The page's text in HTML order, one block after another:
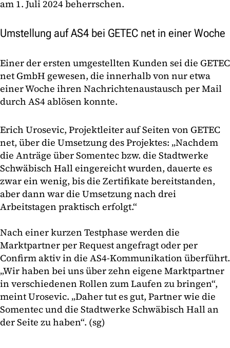
am 1. Juli 2024 beherrschen.
Umstellung auf AS4 bei GETEC net in einer Woche
Einer der ersten umgestellten Kunden sei die GETEC
net GmbH gewesen, die innerhalb von nur etwa
einer Woche ihren Nachrichtenaustausch per Mail
durch AS4 ablösen konnte.
Erich Urosevic, Projektleiter auf Seiten von GETEC
net, über die Umsetzung des Projektes: „Nachdem
die Anträge über Somentec bzw. die Stadtwerke
Schwäbisch Hall eingereicht wurden, dauerte es
zwar ein wenig, bis die Zertifikate bereitstanden,
aber dann war die Umsetzung nach drei
Arbeitstagen praktisch erfolgt.“
Nach einer kurzen Testphase werden die
Marktpartner per Request angefragt oder per
Confirm aktiv in die AS4-Kommunikation überführt.
„Wir haben bei uns über zehn eigene Marktpartner
in verschiedenen Rollen zum Laufen zu bringen“,
meint Urosevic. „Daher tut es gut, Partner wie die
Somentec und die Stadtwerke Schwäbisch Hall an
der Seite zu haben“. (sg)